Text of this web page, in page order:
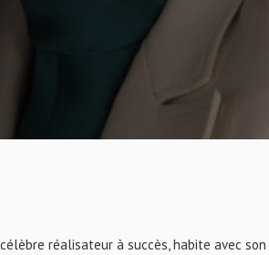
réalisateur à succès, habite avec